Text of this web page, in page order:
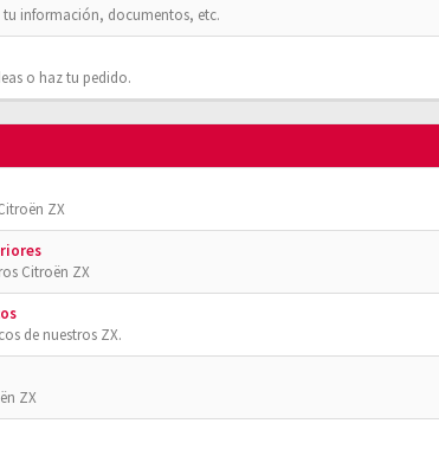
información, documentos, etc.
o haz tu pedido.
ZX
Citroën ZX
de nuestros ZX.
ZX